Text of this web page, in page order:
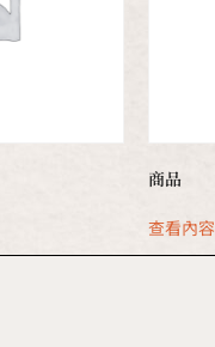
商品
查看內容